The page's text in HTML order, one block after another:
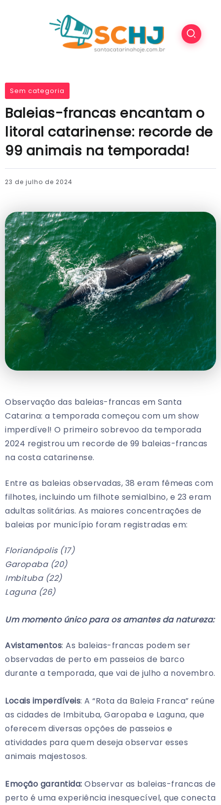
Sem categoria
Baleias-francas encantam o
litoral catarinense: recorde de
99 animais na temporada!
23 de julho de 2024
Observação das baleias-francas em Santa
Catarina: a temporada começou com um show
imperdível! O primeiro sobrevoo da temporada
2024 registrou um recorde de 99 baleias-francas
na costa catarinense.
Entre as baleias observadas, 38 eram fêmeas com
filhotes, incluindo um filhote semialbino, e 23 eram
adultas solitárias. As maiores concentrações de
baleias por município foram registradas em:
Florianópolis (17)
Garopaba (20)
Imbituba (22)
Laguna (26)
Um momento único para os amantes da natureza:
Avistamentos: As baleias-francas podem ser
observadas de perto em passeios de barco
durante a temporada, que vai de julho a novembro.
Locais imperdíveis: A “Rota da Baleia Franca” reúne
as cidades de Imbituba, Garopaba e Laguna, que
oferecem diversas opções de passeios e
atividades para quem deseja observar esses
animais majestosos.
Emoção garantida: Observar as baleias-francas de
perto é uma experiência inesquecível, que conecta